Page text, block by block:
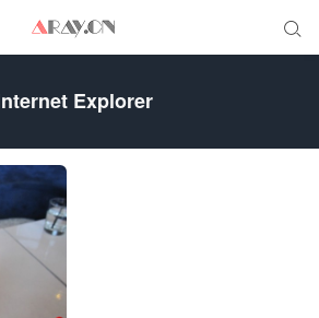

Explorer